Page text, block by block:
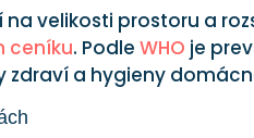
na velikosti prostoru a
ceníku. PodleWHO je
zdraví a hygieny